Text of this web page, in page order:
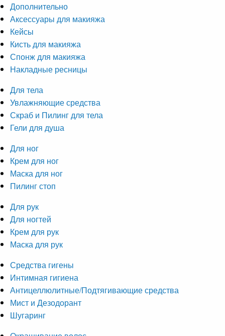
Дополнительно
Аксессуары для макияжа
Кейсы
Кисть для макияжа
Спонж для макияжа
Накладные ресницы
Для тела
Увлажняющие средства
Скраб и Пилинг для тела
Гели для душа
Для ног
Крем для ног
Маска для ног
Пилинг стоп
Для рук
Для ногтей
Крем для рук
Маска для рук
Средства гигены
Интимная гигиена
Антицеллюлитные/Подтягивающие средства
Мист и Дезодорант
Шугаринг